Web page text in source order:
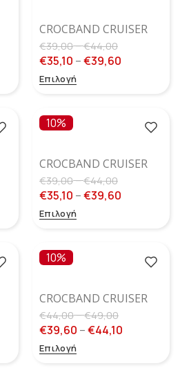
CROCBAND CRUISER
SANDAL BLUE
FROST/GUAVA
€39,00–€44,00
€35,10 –€39,60
Επιλογή
10%
CROCBAND CRUISER
SANDAL BLUE BOLT
€39,00–€44,00
€35,10 –€39,60
Επιλογή
10%
CROCBAND CRUISER
SANDAL
ATMOSPHERE/FLAME
GLOW (ΛΆΜΠΕΙ ΣΤΟ
ΣΚΟΤΆΔΙ)
€44,00–€49,00
€39,60 –€44,10
Επιλογή